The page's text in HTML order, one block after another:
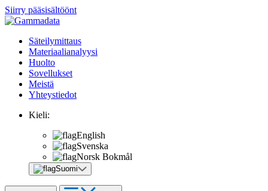
Siirry pääsisältöönt
Säteilymittaus
Materiaalianalyysi
Huolto
Sovellukset
Meistä
Yhteystiedot
Kieli:
English
Svenska
Norsk Bokmål
Suomi